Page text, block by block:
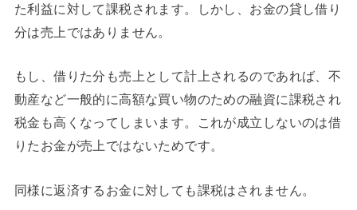
た利益に対して課税されます。しかし、お金の貸し借り
分は売上ではありません。
もし、借りた分も売上として計上されるのであれば、不
動産など一般的に高額な買い物のための融資に課税され
税金も高くなってしまいます。これが成立しないのは借
りたお金が売上ではないためです。
同様に返済するお金に対しても課税はされません。